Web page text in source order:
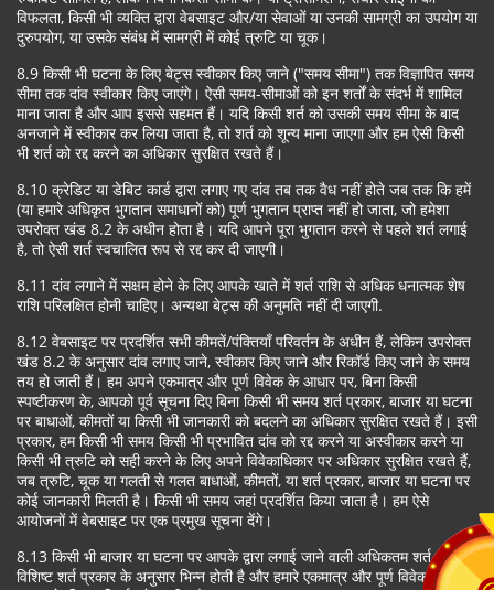
विफलता, किसी भी व्यक्ति द्वारा वेबसाइट और/या सेवाओं या उनकी सामग्री का उपयोग या
दुरुपयोग, या उसके संबंध में सामग्री में कोई त्रुटि या चूक।
8.9 किसी भी घटना के लिए बेट्स स्वीकार किए जाने ("समय सीमा") तक विज्ञापित समय
सीमा तक दांव स्वीकार किए जाएंगे। ऐसी समय-सीमाओं को इन शर्तों के संदर्भ में शामिल
माना जाता है और आप इससे सहमत हैं। यदि किसी शर्त को उसकी समय सीमा के बाद
अनजाने में स्वीकार कर लिया जाता है, तो शर्त को शून्य माना जाएगा और हम ऐसी किसी
भी शर्त को रद्द करने का अधिकार सुरक्षित रखते हैं।
8.10 क्रेडिट या डेबिट कार्ड द्वारा लगाए गए दांव तब तक वैध नहीं होते जब तक कि हमें
(या हमारे अधिकृत भुगतान समाधानों को) पूर्ण भुगतान प्राप्त नहीं हो जाता, जो हमेशा
उपरोक्त खंड 8.2 के अधीन होता है। यदि आपने पूरा भुगतान करने से पहले शर्त लगाई
है, तो ऐसी शर्त स्वचालित रूप से रद्द कर दी जाएगी।
8.11 दांव लगाने में सक्षम होने के लिए आपके खाते में शर्त राशि से अधिक धनात्मक शेष
राशि परिलक्षित होनी चाहिए। अन्यथा बेट्स की अनुमति नहीं दी जाएगी.
8.12 वेबसाइट पर प्रदर्शित सभी कीमतें/पंक्तियाँ परिवर्तन के अधीन हैं, लेकिन उपरोक्त
खंड 8.2 के अनुसार दांव लगाए जाने, स्वीकार किए जाने और रिकॉर्ड किए जाने के समय
तय हो जाती हैं। हम अपने एकमात्र और पूर्ण विवेक के आधार पर, बिना किसी
स्पष्टीकरण के, आपको पूर्व सूचना दिए बिना किसी भी समय शर्त प्रकार, बाजार या घटना
पर बाधाओं, कीमतों या किसी भी जानकारी को बदलने का अधिकार सुरक्षित रखते हैं। इसी
प्रकार, हम किसी भी समय किसी भी प्रभावित दांव को रद्द करने या अस्वीकार करने या
किसी भी त्रुटि को सही करने के लिए अपने विवेकाधिकार पर अधिकार सुरक्षित रखते हैं,
जब त्रुटि, चूक या गलती से गलत बाधाओं, कीमतों, या शर्त प्रकार, बाजार या घटना पर
कोई जानकारी मिलती है। किसी भी समय जहां प्रदर्शित किया जाता है। हम ऐसे
आयोजनों में वेबसाइट पर एक प्रमुख सूचना देंगे।
8.13 किसी भी बाजार या घटना पर आपके द्वारा लगाई जाने वाली अधिकतम शर्त राशि
विशिष्ट शर्त प्रकार के अनुसार भिन्न होती है और हमारे एकमात्र और पूर्ण विवेक पर पूर्व